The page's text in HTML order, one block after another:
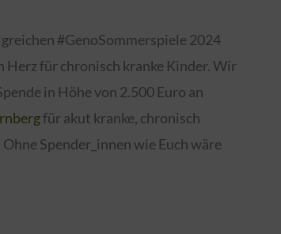
#GenoSommerspiele 2024
Herz für chronisch kranke Kinder. Wir
in Höhe von 2.500 Euro an
für akut kranke, chronisch
Spender_innen wie Euch wäre